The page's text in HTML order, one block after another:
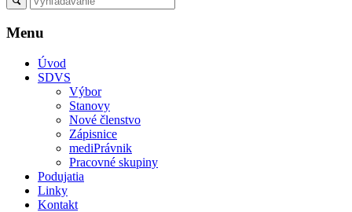
Menu
Úvod
SDVS
Výbor
Stanovy
Nové členstvo
Zápisnice
mediPrávnik
Pracovné skupiny
Podujatia
Linky
Kontakt